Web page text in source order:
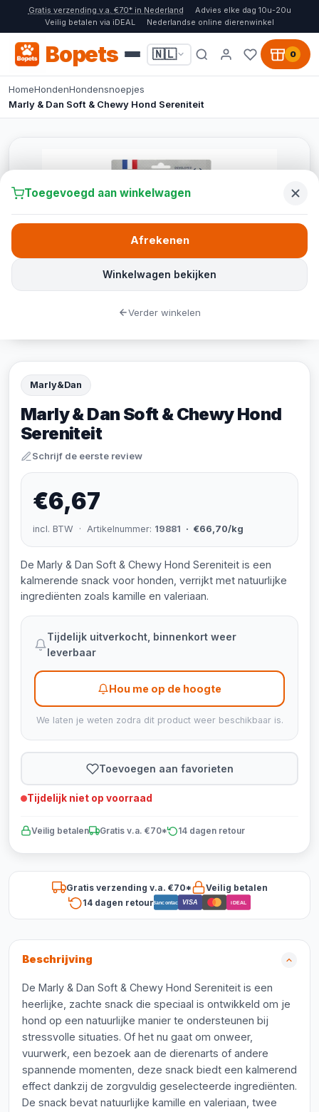
Gratis verzending v.a. €70* in Nederland
Advies elke dag 10u-20u
Veilig betalen via iDEAL
Nederlandse online dierenwinkel
Bopets 🇳🇱 0
HomeHondenHondensnoepjes
Marly & Dan Soft & Chewy Hond Sereniteit
Marly&Dan
Marly & Dan Soft & Chewy Hond
Sereniteit
Schrijf de eerste review
€6,67
incl. BTW · Artikelnummer: 19881 · €66,70/kg
De Marly & Dan Soft & Chewy Hond Sereniteit is een
kalmerende snack voor honden, verrijkt met natuurlijke
ingrediënten zoals kamille en valeriaan.
Tijdelijk uitverkocht, binnenkort weer
leverbaar
Hou me op de hoogte
We laten je weten zodra dit product weer beschikbaar is.
Toevoegen aan favorieten
Tijdelijk niet op voorraad
Veilig betalen Gratis v.a. €70* 14 dagen retour
Gratis verzending v.a. €70*
Veilig betalen
14 dagen retourBancontact VISA iDEAL
Beschrijving
De Marly & Dan Soft & Chewy Hond Sereniteit is een
heerlijke, zachte snack die speciaal is ontwikkeld om je
hond op een natuurlijke manier te ondersteunen bij
stressvolle situaties. Of het nu gaat om onweer,
vuurwerk, een bezoek aan de dierenarts of andere
spannende momenten, deze snack biedt een kalmerend
effect dankzij de zorgvuldig geselecteerde ingrediënten.
De snack bevat natuurlijke kamille en valeriaan, twee
Toegevoegd aan winkelwagen
Winkelwagen bekijken
Afrekenen
Verder winkelen